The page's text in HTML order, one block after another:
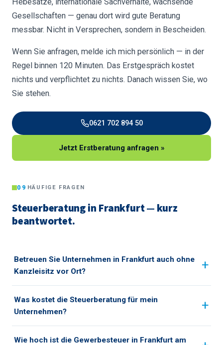
Gesellschaften — genau dort wird gute Beratung
messbar. Nicht in Versprechen, sondern in Bescheiden.
Wenn Sie anfragen, melde ich mich persönlich — in der
Regel binnen 120 Minuten. Das Erstgespräch kostet
nichts und verpflichtet zu nichts. Danach wissen Sie, wo
Sie stehen.
0621 702 894 50
Jetzt Erstberatung anfragen »
09 HÄUFIGE FRAGEN
Steuerberatung in Frankfurt — kurz
beantwortet.
Betreuen Sie Unternehmen in Frankfurt auch ohne
Kanzleisitz vor Ort?
Was kostet die Steuerberatung für mein
Unternehmen?
Wie hoch ist die Gewerbesteuer in Frankfurt am